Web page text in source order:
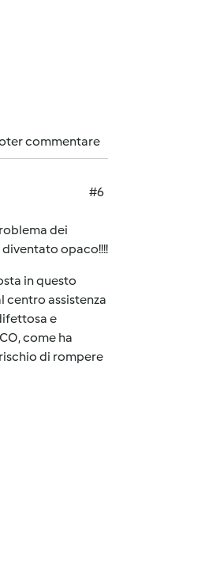
commentare
#6
dei
opaco!!!!
in questo
centro assistenza
e
come ha
di rompere